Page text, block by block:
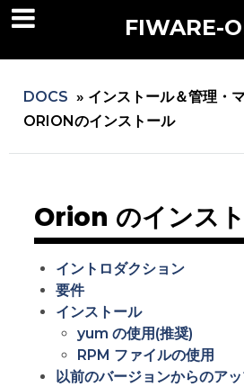
FIWARE-
DOCS » インストール＆管理・
ORIONのインストール
Orion のインス
イントロダクション
要件
インストール
yum の使用(推奨)
RPM ファイルの使用
以前のバージョンからのア